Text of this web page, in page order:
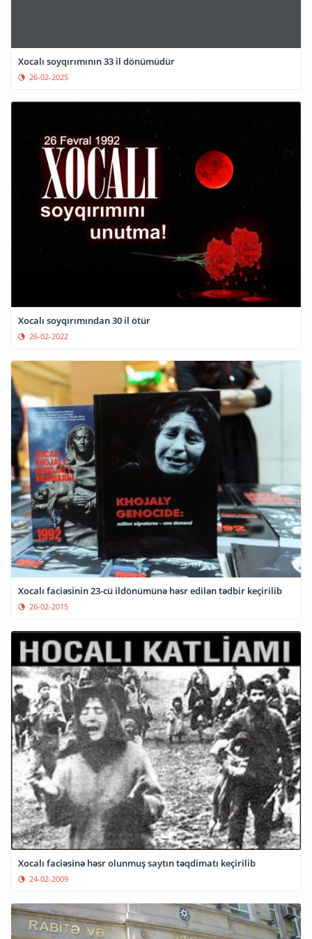
Xocalı soyqırımının 33 il dönümüdür
26-02-2025
Xocalı soyqırımından 30 il ötür
26-02-2022
Xocalı faciəsinin 23-cü ildönümünə həsr edilən tədbir keçirilib
26-02-2015
Xocalı faciəsinə həsr olunmuş saytın təqdimatı keçirilib
24-02-2009